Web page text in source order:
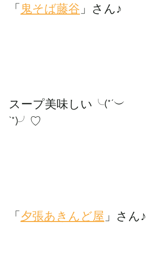
「 鬼そば藤谷 」さん♪
スープ美味しい╰(*´︶
`*)╯♡
「夕張あきんど屋 」さん♪